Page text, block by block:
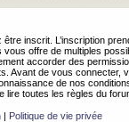
inscrit. L’inscription
offre de multiples
accorder des
Avant de vous connecter,
de nos
lire toutes les règles du
| Politique de vie privée